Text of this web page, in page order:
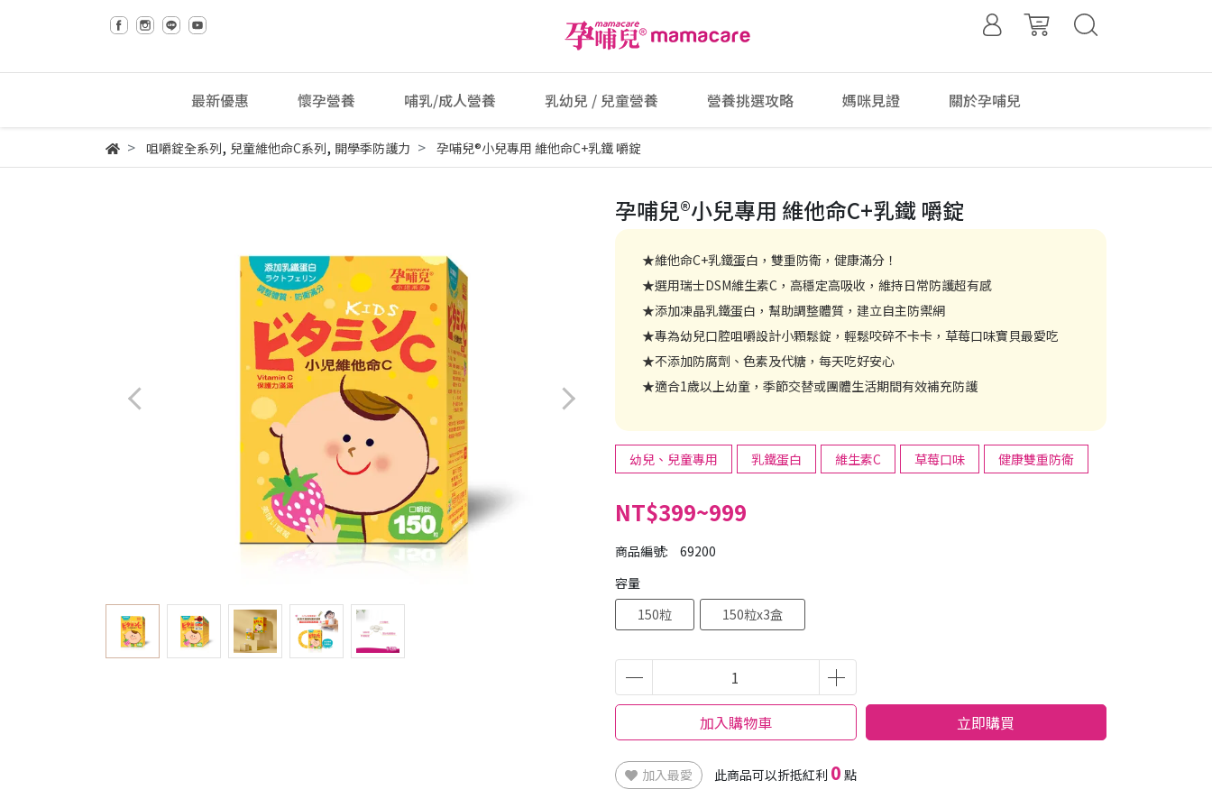
最新優惠 懷孕營養 哺乳/成人營養 乳幼兒 / 兒童營養 營養挑選攻略 媽咪見證 關於孕哺兒
咀嚼錠全系列, 兒童維他命C系列, 開學季防護力 孕哺兒®小兒專用 維他命C+乳鐵 嚼錠
孕哺兒®小兒專用 維他命C+乳鐵 嚼錠
★維他命C+乳鐵蛋白，雙重防衛，健康滿分！
★選用瑞士DSM維生素C，高穩定高吸收，維持日常防護超有感
★添加凍晶乳鐵蛋白，幫助調整體質，建立自主防禦網
★專為幼兒口腔咀嚼設計小顆鬆錠，輕鬆咬碎不卡卡，草莓口味寶貝最愛吃
★不添加防腐劑、色素及代糖，每天吃好安心
★適合1歲以上幼童，季節交替或團體生活期間有效補充防護
幼兒、兒童專用 乳鐵蛋白 維生素C 草莓口味 健康雙重防衛
NT$399~999
商品編號:
69200
容量
150粒
150粒x3盒
加入購物車 立即購買
加入最愛 此商品可以折抵紅利 0 點